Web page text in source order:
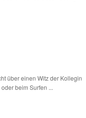
über einen Witz der Kollegin
beim Surfen ...